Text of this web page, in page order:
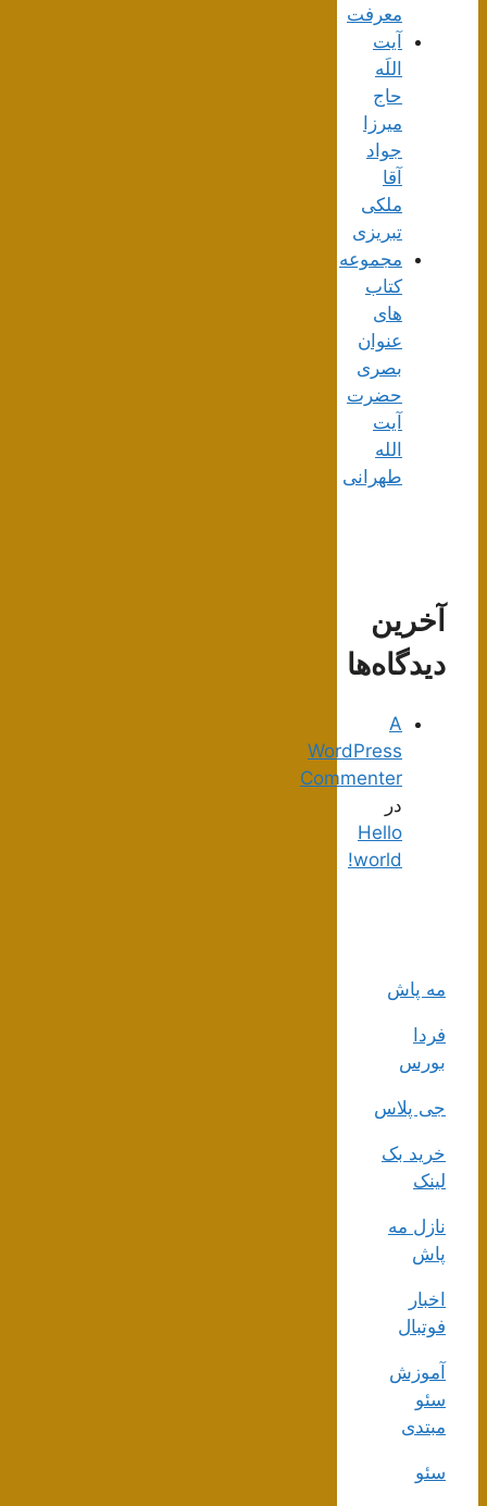
معرفت
آیت
اللَه
حاج
میرزا
جواد
آقا
ملکی
تبریزی
مجموعه
کتاب
های
عنوان
بصری
حضرت
آیت
الله
طهرانی
آخرین
دیدگاه‌ها
A
WordPress
Commenter
در
Hello
world!
مه پاش
فردا
بورس
جی پلاس
خرید بک
لینک
نازل مه
پاش
اخبار
فوتبال
آموزش
سئو
مبتدی
سئو